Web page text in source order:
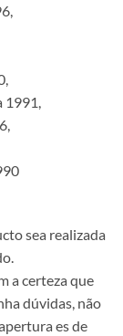
sea realizada
a certeza que
dúvidas, não
es de